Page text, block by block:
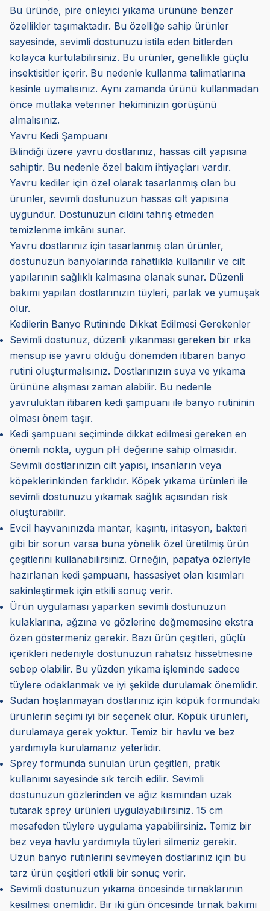
Bu üründe, pire önleyici yıkama ürününe benzer
özellikler taşımaktadır. Bu özelliğe sahip ürünler
sayesinde, sevimli dostunuzu istila eden bitlerden
kolayca kurtulabilirsiniz. Bu ürünler, genellikle güçlü
insektisitler içerir. Bu nedenle kullanma talimatlarına
kesinle uymalısınız. Aynı zamanda ürünü kullanmadan
önce mutlaka veteriner hekiminizin görüşünü
almalısınız.
Yavru Kedi Şampuanı
Bilindiği üzere yavru dostlarınız, hassas cilt yapısına
sahiptir. Bu nedenle özel bakım ihtiyaçları vardır.
Yavru kediler için özel olarak tasarlanmış olan bu
ürünler, sevimli dostunuzun hassas cilt yapısına
uygundur. Dostunuzun cildini tahriş etmeden
temizlenme imkânı sunar.
Yavru dostlarınız için tasarlanmış olan ürünler,
dostunuzun banyolarında rahatlıkla kullanılır ve cilt
yapılarının sağlıklı kalmasına olanak sunar. Düzenli
bakımı yapılan dostlarınızın tüyleri, parlak ve yumuşak
olur.
Kedilerin Banyo Rutininde Dikkat Edilmesi Gerekenler
Sevimli dostunuz, düzenli yıkanması gereken bir ırka
mensup ise yavru olduğu dönemden itibaren banyo
rutini oluşturmalısınız. Dostlarınızın suya ve yıkama
ürününe alışması zaman alabilir. Bu nedenle
yavruluktan itibaren kedi şampuanı ile banyo rutininin
olması önem taşır.
Kedi şampuanı seçiminde dikkat edilmesi gereken en
önemli nokta, uygun pH değerine sahip olmasıdır.
Sevimli dostlarınızın cilt yapısı, insanların veya
köpeklerinkinden farklıdır. Köpek yıkama ürünleri ile
sevimli dostunuzu yıkamak sağlık açısından risk
oluşturabilir.
Evcil hayvanınızda mantar, kaşıntı, iritasyon, bakteri
gibi bir sorun varsa buna yönelik özel üretilmiş ürün
çeşitlerini kullanabilirsiniz. Örneğin, papatya özleriyle
hazırlanan kedi şampuanı, hassasiyet olan kısımları
sakinleştirmek için etkili sonuç verir.
Ürün uygulaması yaparken sevimli dostunuzun
kulaklarına, ağzına ve gözlerine değmemesine ekstra
özen göstermeniz gerekir. Bazı ürün çeşitleri, güçlü
içerikleri nedeniyle dostunuzun rahatsız hissetmesine
sebep olabilir. Bu yüzden yıkama işleminde sadece
tüylere odaklanmak ve iyi şekilde durulamak önemlidir.
Sudan hoşlanmayan dostlarınız için köpük formundaki
ürünlerin seçimi iyi bir seçenek olur. Köpük ürünleri,
durulamaya gerek yoktur. Temiz bir havlu ve bez
yardımıyla kurulamanız yeterlidir.
Sprey formunda sunulan ürün çeşitleri, pratik
kullanımı sayesinde sık tercih edilir. Sevimli
dostunuzun gözlerinden ve ağız kısmından uzak
tutarak sprey ürünleri uygulayabilirsiniz. 15 cm
mesafeden tüylere uygulama yapabilirsiniz. Temiz bir
bez veya havlu yardımıyla tüyleri silmeniz gerekir.
Uzun banyo rutinlerini sevmeyen dostlarınız için bu
tarz ürün çeşitleri etkili bir sonuç verir.
Sevimli dostunuzun yıkama öncesinde tırnaklarının
kesilmesi önemlidir. Bir iki gün öncesinde tırnak bakımı